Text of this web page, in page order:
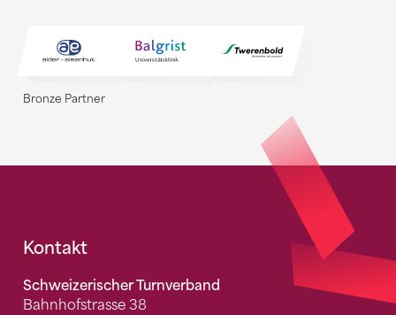
Bronze Partner
Fusszeile
Kontakt
Schweizerischer Turnverband
Bahnhofstrasse 38